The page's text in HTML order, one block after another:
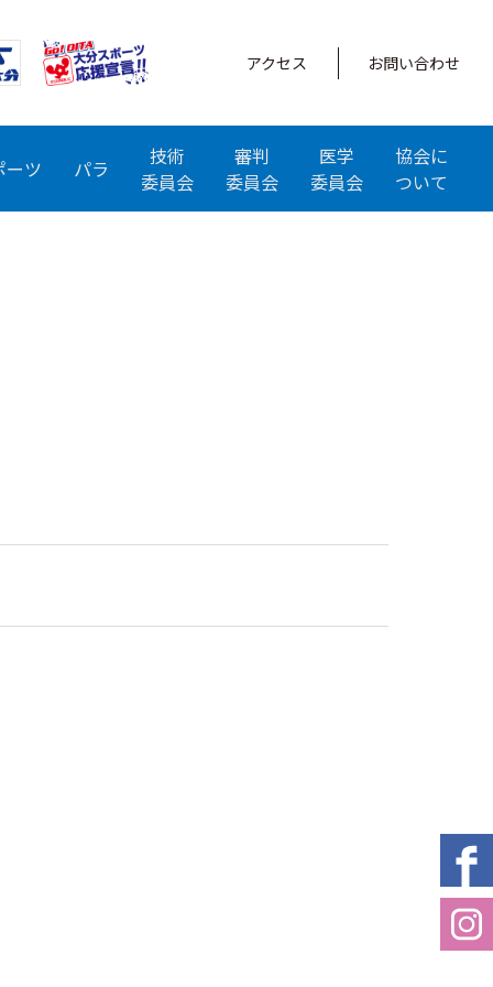
アクセス お問い合わせ
ーツ パラ
技術
委員会
審判
委員会
医学
委員会
協会に
ついて